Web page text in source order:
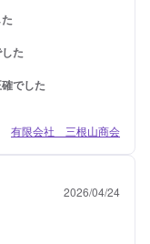
た
でした
有限会社 三根山商会
2026/04/24